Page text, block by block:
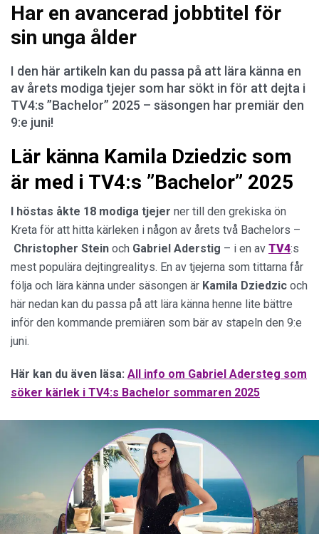
Har en avancerad jobbtitel för
sin unga ålder
I den här artikeln kan du passa på att lära känna en
av årets modiga tjejer som har sökt in för att dejta i
TV4:s ”Bachelor” 2025 – säsongen har premiär den
9:e juni!
Lär känna Kamila Dziedzic som
är med i TV4:s ”Bachelor” 2025
I höstas åkte 18 modiga tjejer ner till den grekiska ön
Kreta för att hitta kärleken i någon av årets två Bachelors –
Christopher Stein och Gabriel Aderstig – i en av TV4:s
mest populära dejtingrealitys. En av tjejerna som tittarna får
följa och lära känna under säsongen är Kamila Dziedzic och
här nedan kan du passa på att lära känna henne lite bättre
inför den kommande premiären som bär av stapeln den 9:e
juni.
Här kan du även läsa: All info om Gabriel Adersteg som
söker kärlek i TV4:s Bachelor sommaren 2025